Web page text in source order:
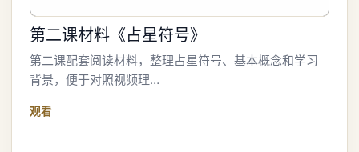
第二课材料《占星符号》
第二课配套阅读材料，整理占星符号、基本概念和学习
背景，便于对照视频理…
观看